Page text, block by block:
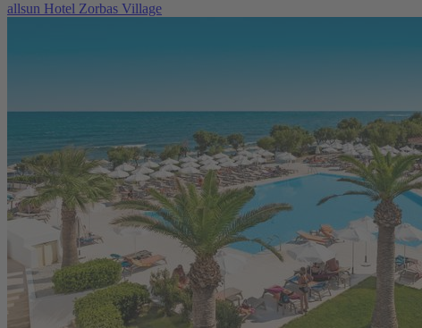
allsun Hotel Zorbas Village